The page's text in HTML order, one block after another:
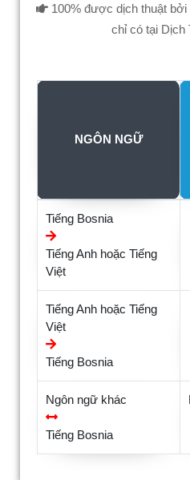
100% được dịch thuật bởi
chỉ có tại Dịch
NGÔN NGỮ
Tiếng Bosnia
Tiếng Anh hoặc Tiếng
Việt
Tiếng Anh hoặc Tiếng
Việt
Tiếng Bosnia
Ngôn ngữ khác
Tiếng Bosnia